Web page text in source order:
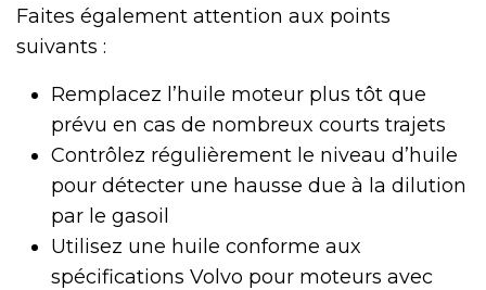
Faites également attention aux points
suivants :
Remplacez l’huile moteur plus tôt que
prévu en cas de nombreux courts trajets
Contrôlez régulièrement le niveau d’huile
pour détecter une hausse due à la dilution
par le gasoil
Utilisez une huile conforme aux
spécifications Volvo pour moteurs avec